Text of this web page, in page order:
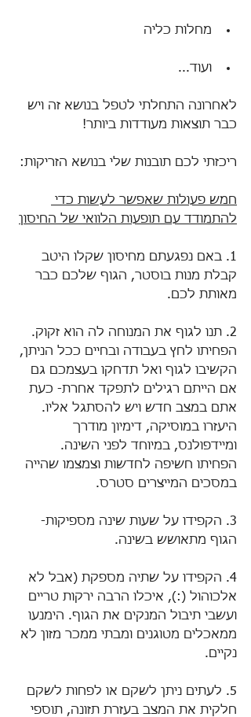
מחלות כליה
ועוד...
לאחרונה התחלתי לטפל בנושא זה ויש
כבר תוצאות מעודדות ביותר!
ריכזתי לכם תובנות שלי בנושא הזריקות:
חמש פעולות שאפשר לעשות כדי
להתמודד עם תופעות הלוואי של החיסון
1. באם נפגעתם מחיסון שקלו היטב
קבלת מנות בוסטר, הגוף שלכם כבר
מאותת לכם.
2. תנו לגוף את המנוחה לה הוא זקוק.
הפחיתו לחץ בעבודה ובחיים ככל הניתן,
הקשיבו לגוף ואל תדחקו בעצמכם גם
אם הייתם רגילים לתפקד אחרת- כעת
אתם במצב חדש ויש להסתגל אליו.
היעזרו במוסיקה, דימיון מודרך
ומיידפולנס, במיוחד לפני השינה.
הפחיתו חשיפה לחדשות וצמצמו שהייה
במסכים המייצרים סטרס.
3. הקפידו על שעות שינה מספיקות-
הגוף מתאושש בשינה.
4. הקפידו על שתיה מספקת (אבל לא
אלכוהול (:), איכלו הרבה ירקות טריים
ועשבי תיבול המנקים את הגוף. הימנעו
ממאכלים מטוגנים ומבתי ממכר מזון לא
נקיים.
5. לעתים ניתן לשקם או לפחות לשקם
חלקית את המצב בעזרת תזונה, תוספי